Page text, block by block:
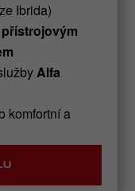
Ibrida)
Alfa
komfortní a